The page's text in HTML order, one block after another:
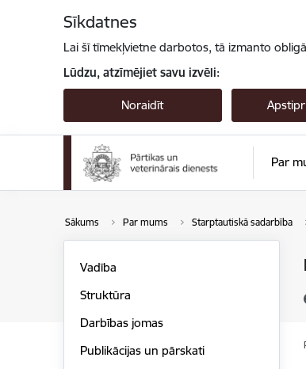
Sīkdatnes
Lai šī tīmekļvietne darbotos, tā izmanto
Lūdzu, atzīmējiet savu izvēli:
Noraidīt
Par
Sākums Par mums Starptautiskā sadarbība
Vadība
Struktūra
Darbības jomas
Publikācijas un pārskati